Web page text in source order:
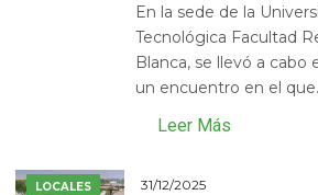
En la sede de la
Tecnológica Facultad
Blanca, se llevó a cabo
un encuentro en el
Leer Más
LOCALES 31/12/2025